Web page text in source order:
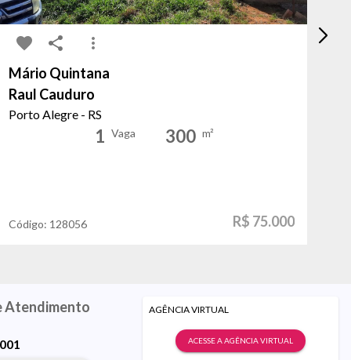
Mário Quintana
Raul Cauduro
Porto Alegre - RS
1 Vaga 300 m²
Código: 128056 R$ 75.000
Atendimento AGÊNCIA VIRTUAL
ACESSE A AGÊNCIA VIRTUAL